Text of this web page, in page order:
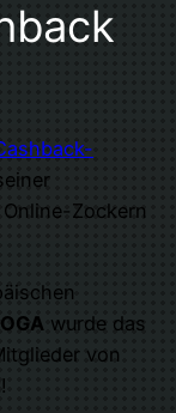
Zockern
wurde das
von